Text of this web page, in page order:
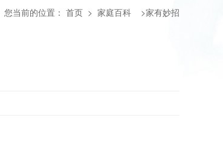
您当前的位置： 首页 > 家庭百科 >家有妙招